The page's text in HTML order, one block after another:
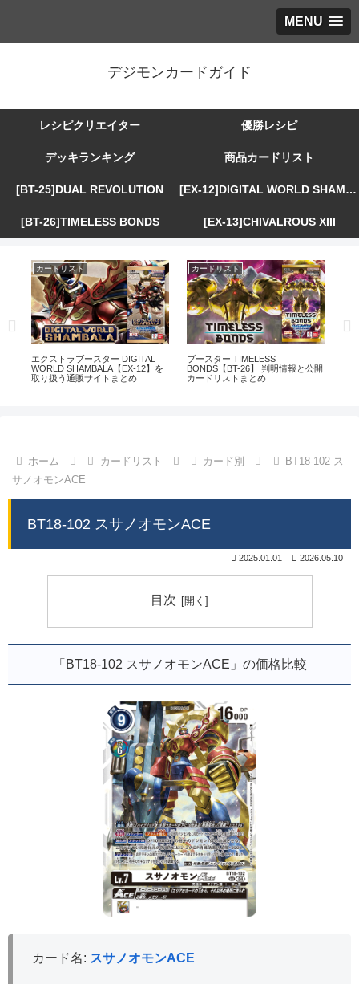
MENU
デジモンカードガイド
レシピクリエイター 優勝レシピ
デッキランキング 商品カードリスト
[BT-25]DUAL REVOLUTION [EX-12]DIGITAL WORLD SHAMBALA
[BT-26]TIMELESS BONDS [EX-13]CHIVALROUS XIII
カードリスト
エクストラブースター DIGITAL
WORLD SHAMBALA【EX-12】を
取り扱う通販サイトまとめ
カードリスト
ブースター TIMELESS
BONDS【BT-26】 判明情報と公開
カードリストまとめ
ホーム カードリスト カード別
BT18-102 ス
サノオモンACE
BT18-102 スサノオモンACE
2025.01.01 2026.05.10
目次
「BT18-102 スサノオモンACE」の価格比較
カード名: スサノオモンACE